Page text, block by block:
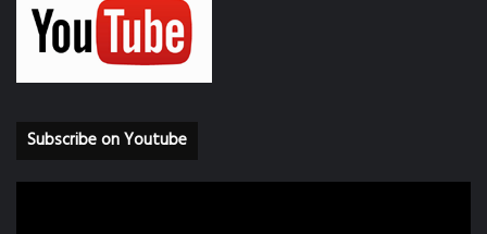
Subscribe on Youtube